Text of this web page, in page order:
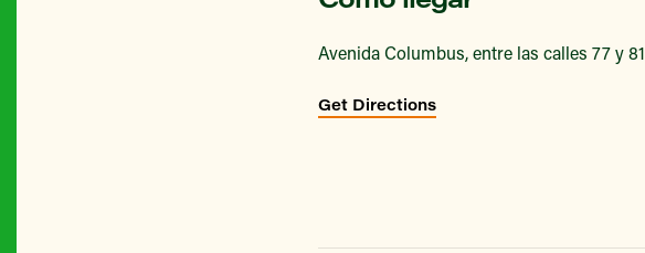
Avenida Columbus, entre las calles 77 y 81
Get Directions